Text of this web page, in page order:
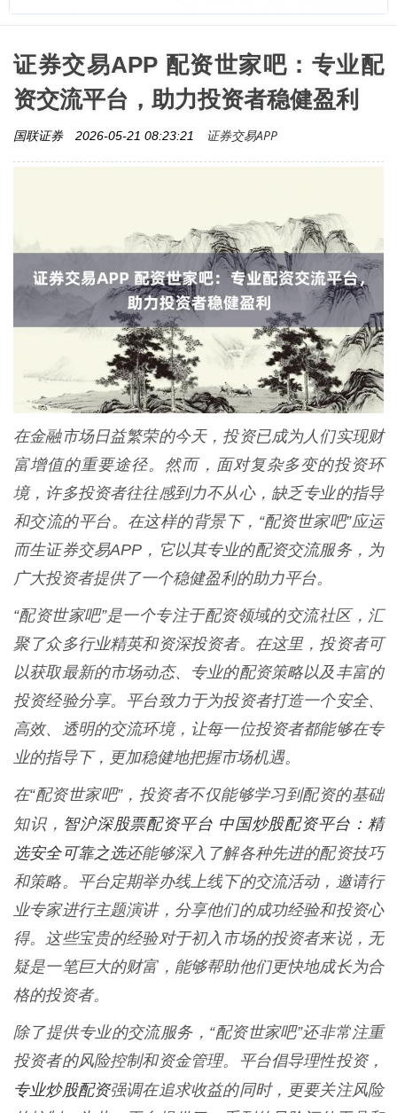
证券交易APP 配资世家吧：专业配
资交流平台，助力投资者稳健盈利
国联证券 2026-05-21 08:23:21 证券交易APP
在金融市场日益繁荣的今天，投资已成为人们实现财
富增值的重要途径。然而，面对复杂多变的投资环
境，许多投资者往往感到力不从心，缺乏专业的指导
和交流的平台。在这样的背景下，“配资世家吧”应运
而生证券交易APP，它以其专业的配资交流服务，为
广大投资者提供了一个稳健盈利的助力平台。
“配资世家吧”是一个专注于配资领域的交流社区，汇
聚了众多行业精英和资深投资者。在这里，投资者可
以获取最新的市场动态、专业的配资策略以及丰富的
投资经验分享。平台致力于为投资者打造一个安全、
高效、透明的交流环境，让每一位投资者都能够在专
业的指导下，更加稳健地把握市场机遇。
在“配资世家吧”，投资者不仅能够学习到配资的基础
知识， 智沪深股票配资平台 中国炒股配资平台：精
选安全可靠之选还能够深入了解各种先进的配资技巧
和策略。平台定期举办线上线下的交流活动，邀请行
业专家进行主题演讲，分享他们的成功经验和投资心
得。这些宝贵的经验对于初入市场的投资者来说，无
疑是一笔巨大的财富，能够帮助他们更快地成长为合
格的投资者。
除了提供专业的交流服务，“配资世家吧”还非常注重
投资者的风险控制和资金管理。平台倡导理性投资，
专业炒股配资强调在追求收益的同时，更要关注风险